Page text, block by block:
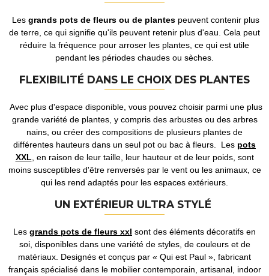
Les grands pots de fleurs ou de plantes peuvent contenir plus
de terre, ce qui signifie qu'ils peuvent retenir plus d'eau. Cela peut
réduire la fréquence pour arroser les plantes, ce qui est utile
pendant les périodes chaudes ou sèches.
FLEXIBILITÉ DANS LE CHOIX DES PLANTES
Avec plus d'espace disponible, vous pouvez choisir parmi une plus
grande variété de plantes, y compris des arbustes ou des arbres
nains, ou créer des compositions de plusieurs plantes de
différentes hauteurs dans un seul pot ou bac à fleurs. Les pots
XXL , en raison de leur taille, leur hauteur et de leur poids, sont
moins susceptibles d'être renversés par le vent ou les animaux, ce
qui les rend adaptés pour les espaces extérieurs.
UN EXTÉRIEUR ULTRA STYLÉ
Les grands pots de fleurs xxl sont des éléments décoratifs en
soi, disponibles dans une variété de styles, de couleurs et de
matériaux. Designés et conçus par « Qui est Paul », fabricant
français spécialisé dans le mobilier contemporain, artisanal, indoor